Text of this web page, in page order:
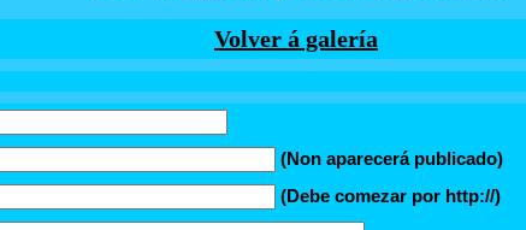
Volver á galería
(Non aparecerá publicado)
(Debe comezar por http://)